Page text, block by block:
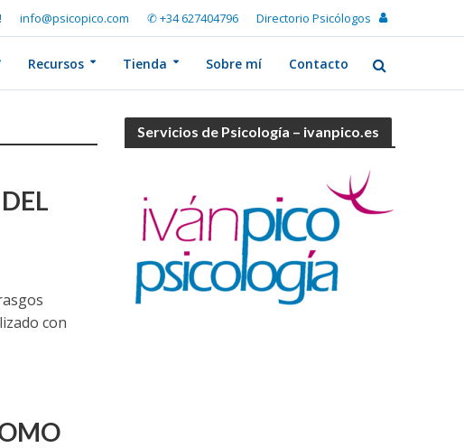
info@psicopico.com ✆ +34 627404796 Directorio Psicólogos
Recursos Tienda Sobre mí Contacto
con
Servicios de Psicología – ivanpico.es